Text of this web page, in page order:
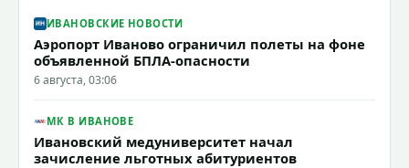
ИВАНОВСКИЕ НОВОСТИ
Аэропорт Иваново ограничил полеты на фоне
объявленной БПЛА-опасности
6 августа, 03:06
МК В ИВАНОВЕ
Ивановский медуниверситет начал
зачисление льготных абитуриентов